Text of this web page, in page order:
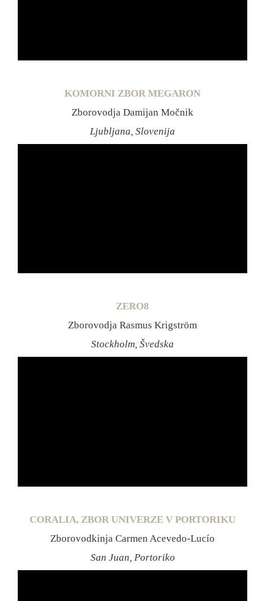
KOMORNI ZBOR MEGARON
Zborovodja Damijan Močnik
Ljubljana, Slovenija
ZERO8
Zborovodja Rasmus Krigström
Stockholm, Švedska
CORALIA, ZBOR UNIVERZE V PORTORIKU
Zborovodkinja Carmen Acevedo-Lucío
San Juan, Portoriko